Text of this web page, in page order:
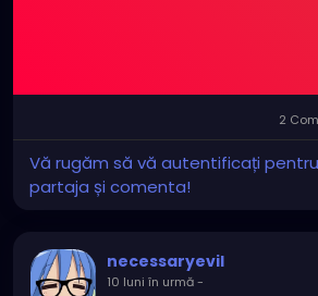
2
Vă rugăm să vă autentificați
partaja și comenta!
necessaryevil
10 luni în urmă-